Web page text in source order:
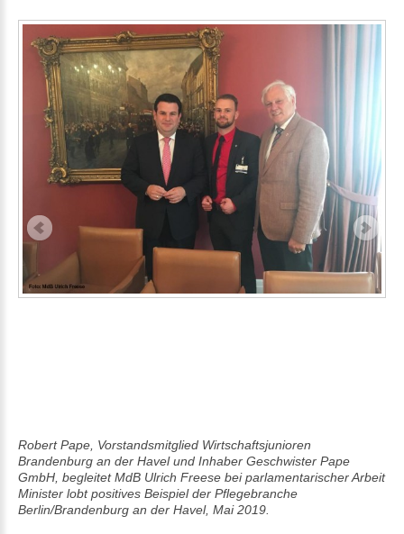
Robert Pape, Vorstandsmitglied Wirtschaftsjunioren
Brandenburg an der Havel und Inhaber Geschwister Pape
GmbH, begleitet MdB Ulrich Freese bei parlamentarischer Arbeit
Minister lobt positives Beispiel der Pflegebranche
Berlin/Brandenburg an der Havel, Mai 2019.